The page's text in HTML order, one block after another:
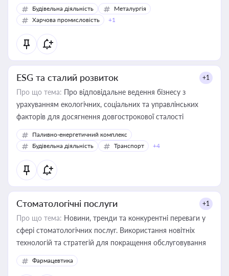
Будівельна діяльність
Металургія
Харчова промисловість
+1
ESG та сталий розвиток +1
Про що тема: Про відповідальне ведення бізнесу з
урахуванням екологічних, соціальних та управлінських
факторів для досягнення довгострокової сталості
Паливно-енергетичний комплекс
Будівельна діяльність
Транспорт +4
Стоматологічні послуги +1
Про що тема: Новини, тренди та конкурентні переваги у
сфері стоматологічних послуг. Використання новітніх
технологій та стратегій для покращення обслуговування
Фармацевтика